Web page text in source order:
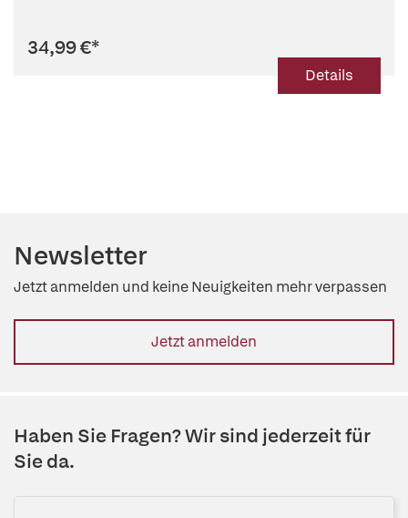
34,99 €*
Details
Newsletter
Jetzt anmelden und keine Neuigkeiten mehr verpassen
Jetzt anmelden
Haben Sie Fragen? Wir sind jederzeit für
Sie da.